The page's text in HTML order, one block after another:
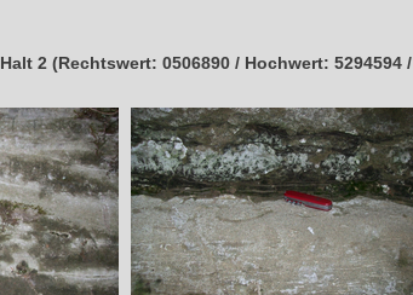
Halt 2 (Rechtswert: 0506890 / Hochwert: 5294594 /